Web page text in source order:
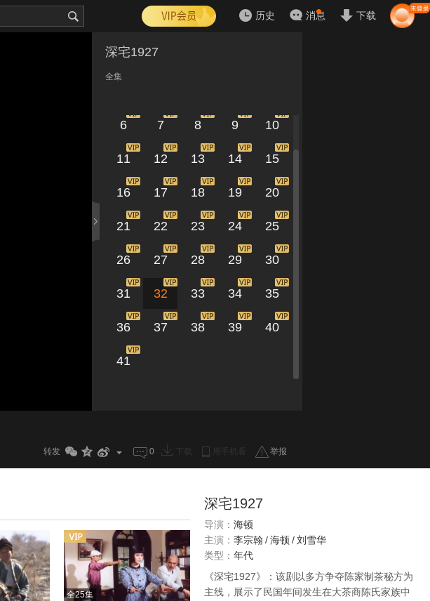
历史 消息 下载
深宅1927
全集
6 7 8 9 10
11 12 13 14 15
16 17 18 19 20
21 22 23 24 25
26 27 28 29 30
31 32 33 34 35
36 37 38 39 40
41
转发 0 举报
全25集
深宅1927
导演： 海顿
主演： 李宗翰 /海顿/刘雪华
类型： 年代
《深宅1927》：该剧以多方争夺陈家制茶秘方为
主线，展示了民国年间发生在大茶商陈氏家族中